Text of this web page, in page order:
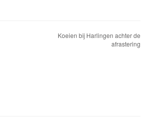
Koeien bij Harlingen achter de
afrastering